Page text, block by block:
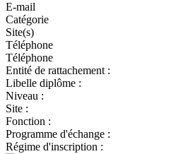
E-mail
Catégorie
Site(s)
Téléphone
Téléphone
Entité de rattachement :
Libelle diplôme :
Niveau :
Site :
Fonction :
Programme d'échange :
Régime d'inscription :